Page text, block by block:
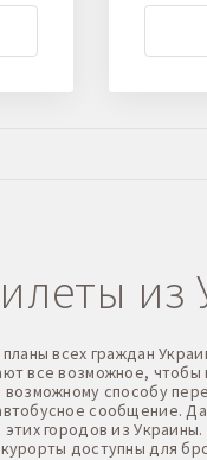
из
всех граждан
все возможное, чтобы
возможному способу
сообщение.
городов из
доступны для